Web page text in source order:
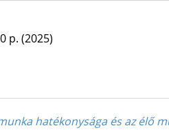
p. (2025)
hatékonysága és az élő